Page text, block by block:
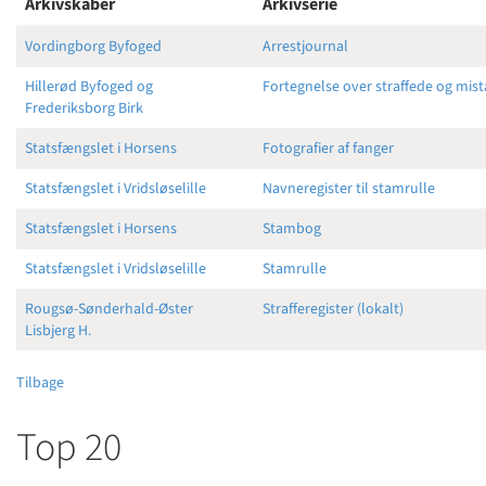
Vordingborg Byfoged
Arrestjournal
Hillerød Byfoged og
Frederiksborg Birk
Fortegnelse over straffede og
Statsfængslet i Horsens
Fotografier af fanger
Statsfængslet i Vridsløselille
Navneregister til stamrulle
Statsfængslet i Horsens
Stambog
Statsfængslet i Vridsløselille
Stamrulle
Rougsø-Sønderhald-Øster
Lisbjerg H.
Strafferegister (lokalt)
Tilbage
Top 20